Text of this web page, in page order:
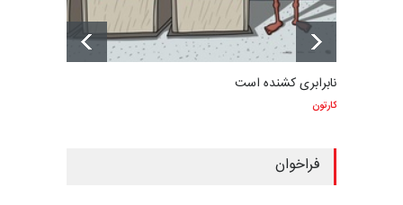
نابرابری کشنده است
کارتون
فراخوان